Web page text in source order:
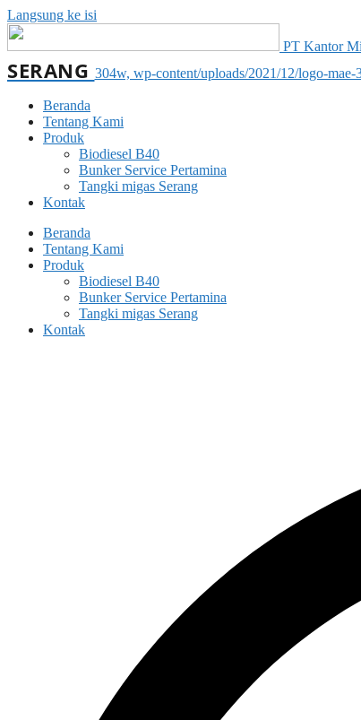
Langsung ke isi
PT Kantor
SERANG 304w, wp-content/uploads/2021/12/logo-
Beranda
Tentang Kami
Produk
Biodiesel B40
Bunker Service Pertamina
Tangki migas Serang
Kontak
Beranda
Tentang Kami
Produk
Biodiesel B40
Bunker Service Pertamina
Tangki migas Serang
Kontak